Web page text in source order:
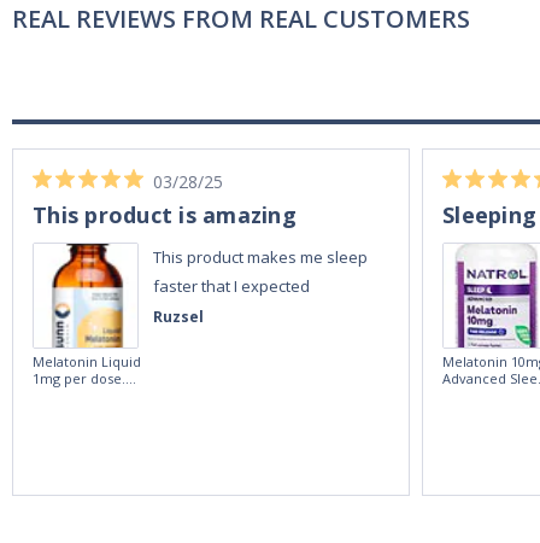
REAL REVIEWS FROM REAL CUSTOMERS
Ruzsel
03/28/25
This product is amazing
This product makes me sleep
faster that I expected
Melatonin Liquid
1mg per dose.
Melatonin
Advanced